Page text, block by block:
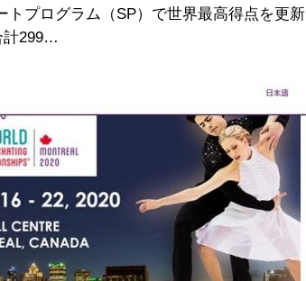
プログラム（SP）で世界最高得点を更新
計299…